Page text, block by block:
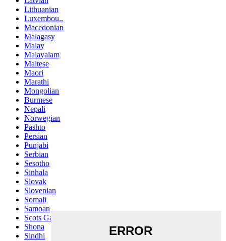
Lithuanian
Luxembou..
Macedonian
Malagasy
Malay
Malayalam
Maltese
Maori
Marathi
Mongolian
Burmese
Nepali
Norwegian
Pashto
Persian
Punjabi
Serbian
Sesotho
Sinhala
Slovak
Slovenian
Somali
Samoan
Scots Gaelic
Shona
Sindhi